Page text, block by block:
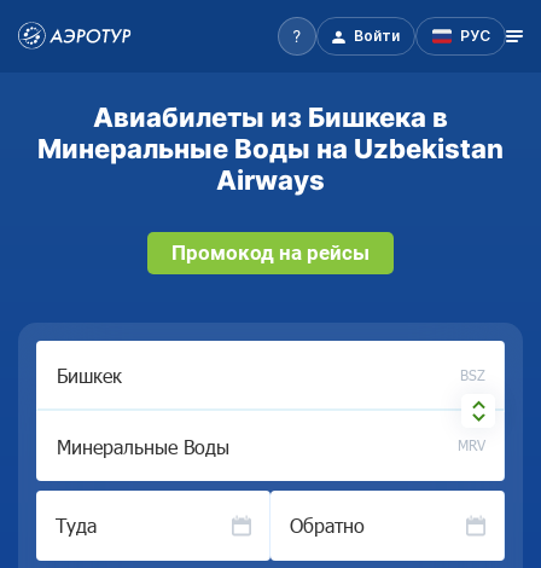
Войти РУС
Авиабилеты из Бишкека в
Минеральные Воды на Uzbekistan
Airways
Промокод на рейсы
BSZ
MRV
Туда Обратно